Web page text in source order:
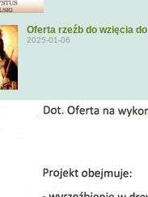
Oferta rzeźb do wzięcia
2025-01-06